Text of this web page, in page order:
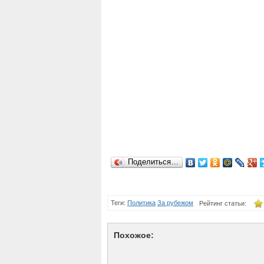
Поделиться…
Теги: Политика За рубежом Рейтинг статьи:
Похожое: